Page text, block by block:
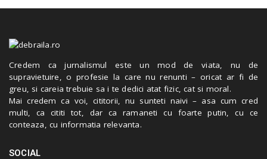
Credem ca jurnalismul este un mod de viata, nu de
supravietuire, o profesie la care nu renunti – oricat ar fi de
greu, si careia trebuie sa i te dedici atat fizic, cat si moral.
Mai credem ca voi, cititorii, nu sunteti naivi – asa cum cred
multi, ca cititi tot, dar ca ramaneti cu foarte putin, cu ce
conteaza, cu informatia relevanta.
SOCIAL